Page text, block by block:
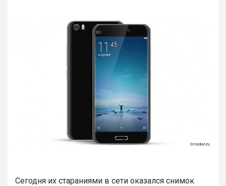
Сегодня их стараниями в сети оказался снимок